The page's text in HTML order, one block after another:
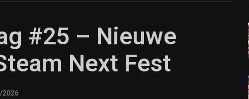
#25 – Nieuwe
Next Fest
2026